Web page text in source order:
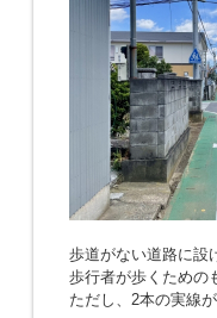
歩道がない道路に設
歩行者が歩くための
ただし、2本の実線